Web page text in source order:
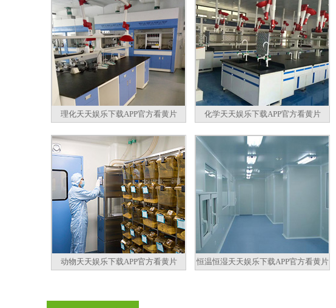
理化天天娱乐下载APP官方看黄片 化学天天娱乐下载APP官方看黄片
动物天天娱乐下载APP官方看黄片 恒温恒湿天天娱乐下载APP官方看黄片